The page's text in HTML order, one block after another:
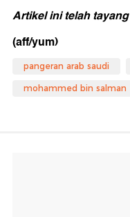
Artikel ini telah
(aff/yum)
pangeran arab saudi
mohammed bin salman